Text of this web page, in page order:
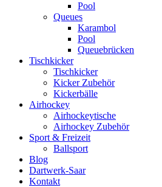
Pool
Queues
Karambol
Pool
Queuebrücken
Tischkicker
Tischkicker
Kicker Zubehör
Kickerbälle
Airhockey
Airhockeytische
Airhockey Zubehör
Sport & Freizeit
Ballsport
Blog
Dartwerk-Saar
Kontakt